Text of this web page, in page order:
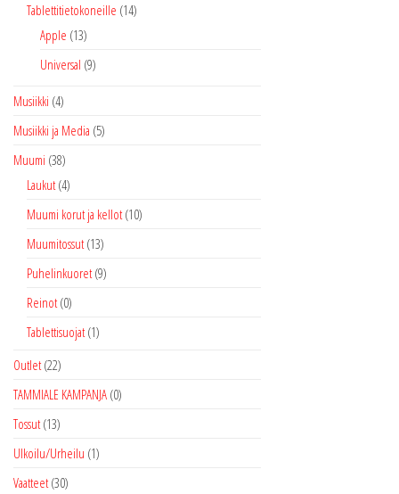
Tablettitietokoneille (14)
Apple (13)
Universal (9)
Musiikki (4)
Musiikki ja Media (5)
Muumi (38)
Laukut (4)
Muumi korut ja kellot (10)
Muumitossut (13)
Puhelinkuoret (9)
Reinot (0)
Tablettisuojat (1)
Outlet (22)
TAMMIALE KAMPANJA (0)
Tossut (13)
Ulkoilu/Urheilu (1)
Vaatteet (30)